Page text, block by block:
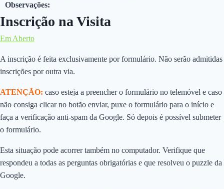
Observações:
Inscrição na Visita
Em Aberto
A inscrição é feita exclusivamente por formulário. Não serão admitidas
inscrições por outra via.
ATENÇÃO: caso esteja a preencher o formulário no telemóvel e caso
não consiga clicar no botão enviar, puxe o formulário para o início e
faça a verificação anti-spam da Google. Só depois é possível submeter
o formulário.
Esta situação pode acorrer também no computador. Verifique que
respondeu a todas as perguntas obrigatórias e que resolveu o puzzle da
Google.